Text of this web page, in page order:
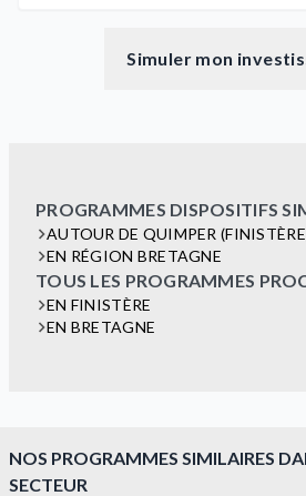
Simuler mon
PROGRAMMES DISPOSITIFS
AUTOUR DE QUIMPER
EN RÉGION BRETAGNE
TOUS LES PROGRAMMES
EN FINISTÈRE
EN BRETAGNE
NOS PROGRAMMES SIMILAIRES
SECTEUR